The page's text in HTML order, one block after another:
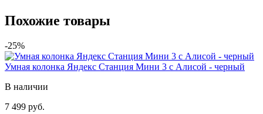
Похожие товары
-25%
Умная колонка Яндекс Станция Мини 3 с Алисой - черный
В наличии
7 499 руб.